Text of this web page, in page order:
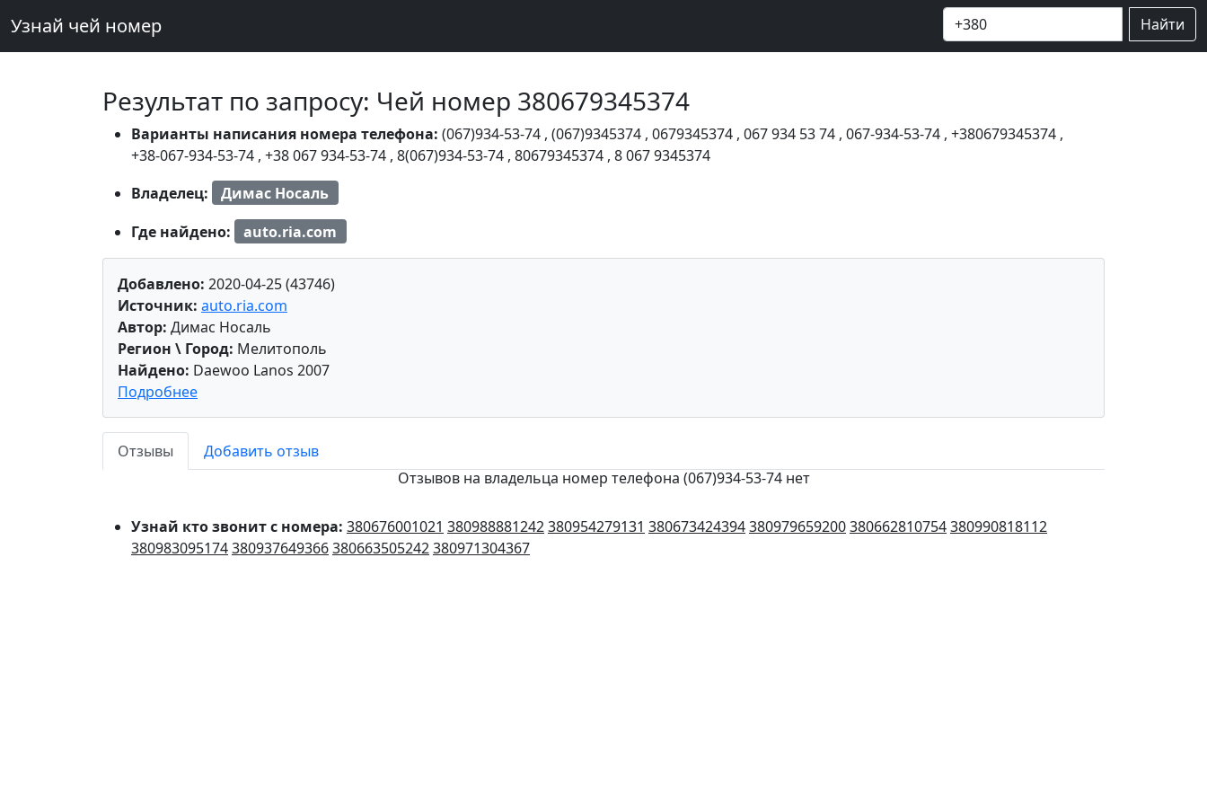
Узнай чей номер Найти
Результат по запросу: Чей номер 380679345374
Варианты написания номера телефона: (067)934-53-74 , (067)9345374 , 0679345374 , 067 934 53 74 , 067-934-53-74 , +380679345374 ,
+38-067-934-53-74 , +38 067 934-53-74 , 8(067)934-53-74 , 80679345374 , 8 067 9345374
Владелец:
Димас Носаль
Где найдено:
auto.ria.com
Добавлено: 2020-04-25 (43746)
Источник: auto.ria.com
Автор: Димас Носаль
Регион \ Город: Мелитополь
Найдено: Daewoo Lanos 2007
Подробнее
Отзывы
Добавить отзыв
Отзывов на владельца номер телефона (067)934-53-74 нет
Узнай кто звонит с номера: 380676001021 380988881242380954279131 380673424394380979659200380662810754380990818112
380983095174380937649366380663505242380971304367